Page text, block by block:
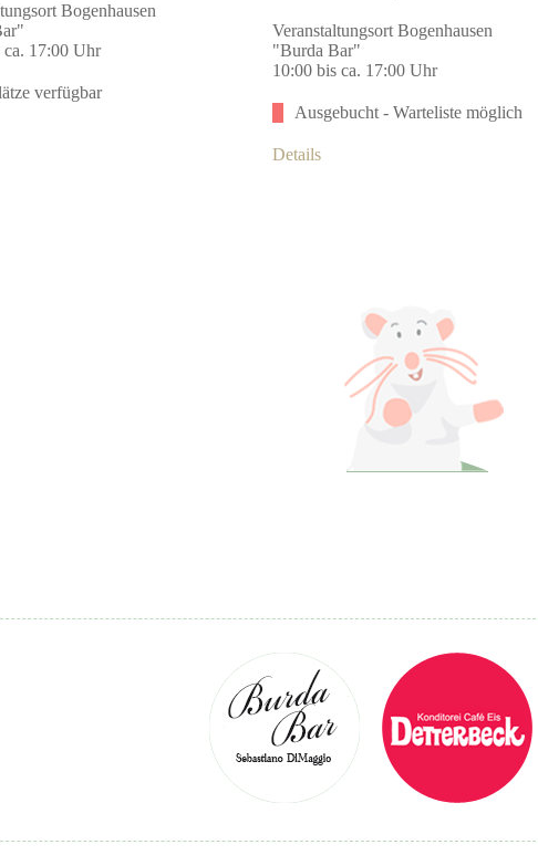
Bogenhausen
ca. 17:00 Uhr
verfügbar
Veranstaltungsort Bogenhausen
"Burda Bar"
10:00 bis ca. 17:00 Uhr
Ausgebucht - Warteliste möglich
Details